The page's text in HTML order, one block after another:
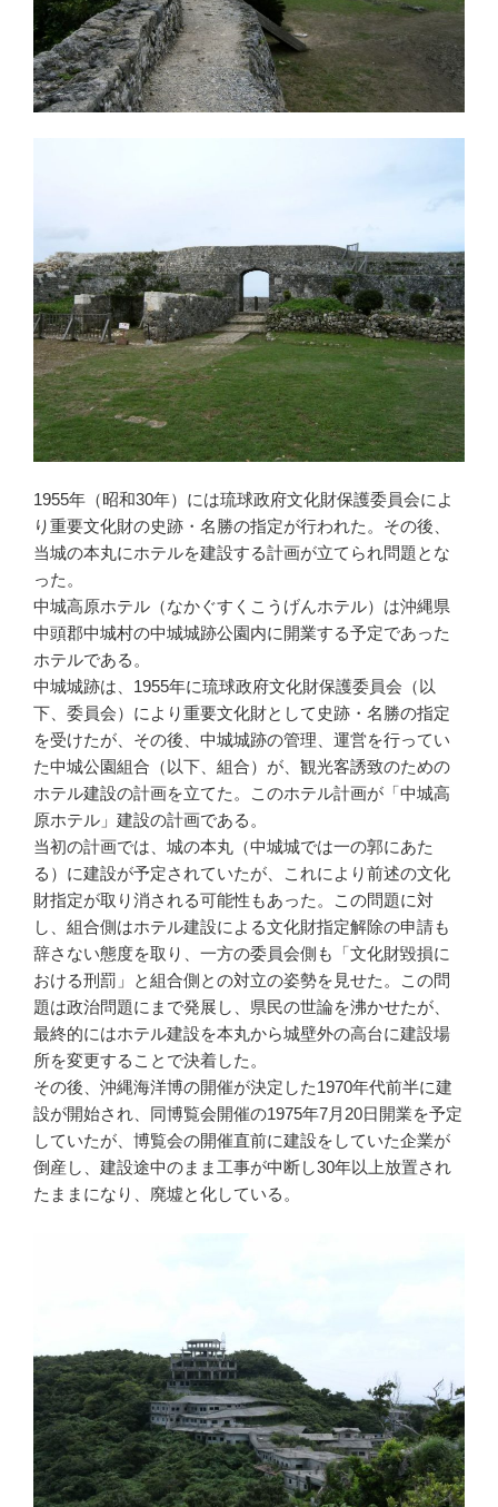
1955年（昭和30年）には琉球政府文化財保護委員会によ
り重要文化財の史跡・名勝の指定が行われた。その後、
当城の本丸にホテルを建設する計画が立てられ問題とな
った。
中城高原ホテル（なかぐすくこうげんホテル）は沖縄県
中頭郡中城村の中城城跡公園内に開業する予定であった
ホテルである。
中城城跡は、1955年に琉球政府文化財保護委員会（以
下、委員会）により重要文化財として史跡・名勝の指定
を受けたが、その後、中城城跡の管理、運営を行ってい
た中城公園組合（以下、組合）が、観光客誘致のための
ホテル建設の計画を立てた。このホテル計画が「中城高
原ホテル」建設の計画である。
当初の計画では、城の本丸（中城城では一の郭にあた
る）に建設が予定されていたが、これにより前述の文化
財指定が取り消される可能性もあった。この問題に対
し、組合側はホテル建設による文化財指定解除の申請も
辞さない態度を取り、一方の委員会側も「文化財毀損に
おける刑罰」と組合側との対立の姿勢を見せた。この問
題は政治問題にまで発展し、県民の世論を沸かせたが、
最終的にはホテル建設を本丸から城壁外の高台に建設場
所を変更することで決着した。
その後、沖縄海洋博の開催が決定した1970年代前半に建
設が開始され、同博覧会開催の1975年7月20日開業を予定
していたが、博覧会の開催直前に建設をしていた企業が
倒産し、建設途中のまま工事が中断し30年以上放置され
たままになり、廃墟と化している。